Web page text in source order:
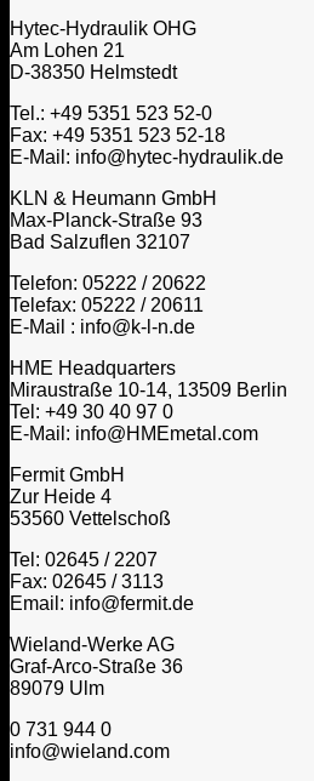
Hytec-Hydraulik OHG
Am Lohen 21
D-38350 Helmstedt
Tel.: +49 5351 523 52-0
Fax: +49 5351 523 52-18
E-Mail: info@hytec-hydraulik.de
KLN & Heumann GmbH
Max-Planck-Straße 93
Bad Salzuflen 32107
Telefon: 05222 / 20622
Telefax: 05222 / 20611
E-Mail : info@k-l-n.de
HME Headquarters
Miraustraße 10-14, 13509 Berlin
Tel: +49 30 40 97 0
E-Mail: info@HMEmetal.com
Fermit GmbH
Zur Heide 4
53560 Vettelschoß
Tel: 02645 / 2207
Fax: 02645 / 3113
Email: info@fermit.de
Wieland-Werke AG
Graf-Arco-Straße 36
89079 Ulm
0 731 944 0
info@wieland.com